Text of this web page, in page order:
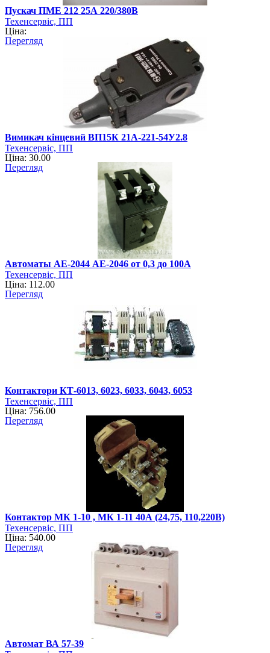
Пускач ПМЕ 212 25А 220/380В
Техенсервіс, ПП
Ціна:
Перегляд
Вимикач кінцевий ВП15К 21А-221-54У2.8
Техенсервіс, ПП
Ціна: 30.00
Перегляд
Автоматы АЕ-2044 АЕ-2046 от 0,3 до 100А
Техенсервіс, ПП
Ціна: 112.00
Перегляд
Контактори КТ-6013, 6023, 6033, 6043, 6053
Техенсервіс, ПП
Ціна: 756.00
Перегляд
Контактор МК 1-10 , МК 1-11 40А (24,75, 110,220В)
Техенсервіс, ПП
Ціна: 540.00
Перегляд
Автомат ВА 57-39